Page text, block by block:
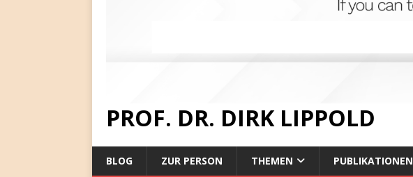
PROF. DR. DIRK LIPPOLD
BLOG ZUR PERSON THEMEN PUBLIKATIONEN